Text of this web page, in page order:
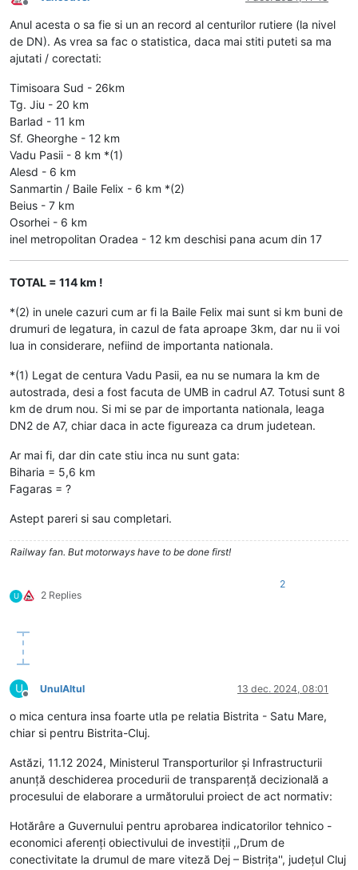
Deconectat
Anul acesta o sa fie si un an record al centurilor rutiere (la nivel
de DN). As vrea sa fac o statistica, daca mai stiti puteti sa ma
ajutati / corectati:
Timisoara Sud - 26km
Tg. Jiu - 20 km
Barlad - 11 km
Sf. Gheorghe - 12 km
Vadu Pasii - 8 km *(1)
Alesd - 6 km
Sanmartin / Baile Felix - 6 km *(2)
Beius - 7 km
Osorhei - 6 km
inel metropolitan Oradea - 12 km deschisi pana acum din 17
TOTAL = 114 km !
*(2) in unele cazuri cum ar fi la Baile Felix mai sunt si km buni de
drumuri de legatura, in cazul de fata aproape 3km, dar nu ii voi
lua in considerare, nefiind de importanta nationala.
*(1) Legat de centura Vadu Pasii, ea nu se numara la km de
autostrada, desi a fost facuta de UMB in cadrul A7. Totusi sunt 8
km de drum nou. Si mi se par de importanta nationala, leaga
DN2 de A7, chiar daca in acte figureaza ca drum judetean.
Ar mai fi, dar din cate stiu inca nu sunt gata:
Biharia = 5,6 km
Fagaras = ?
Astept pareri si sau completari.
Railway fan. But motorways have to be done first!
U 2 Replies
2
U
Deconectat
UnulAltul 13 dec. 2024, 08:01
o mica centura insa foarte utla pe relatia Bistrita - Satu Mare,
chiar si pentru Bistrita-Cluj.
Astăzi, 11.12 2024, Ministerul Transporturilor și Infrastructurii
anunţă deschiderea procedurii de transparenţă decizională a
procesului de elaborare a următorului proiect de act normativ:
Hotărâre a Guvernului pentru aprobarea indicatorilor tehnico -
economici aferenți obiectivului de investiții ,,Drum de
conectivitate la drumul de mare viteză Dej – Bistrița'', județul Cluj